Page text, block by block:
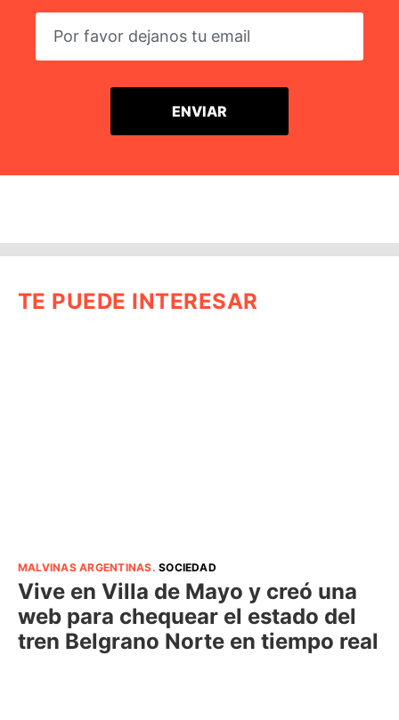
TE PUEDE INTERESAR
MALVINAS ARGENTINAS.SOCIEDAD
Vive en Villa de Mayo y creó una
web para chequear el estado del
tren Belgrano Norte en tiempo real